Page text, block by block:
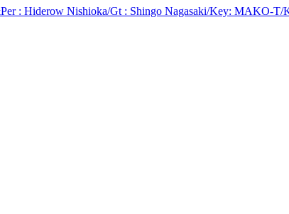
: Hiderow Nishioka/Gt : Shingo Nagasaki/Key: MAKO-